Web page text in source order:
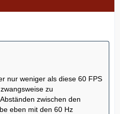
nur weniger als diese 60 FPS
zu
zwischen den
eben mit den 60 Hz